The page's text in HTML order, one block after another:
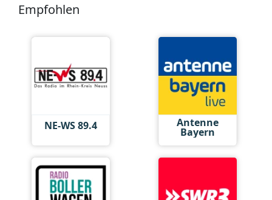
Empfohlen
NE-WS 89.4 Antenne
Bayern